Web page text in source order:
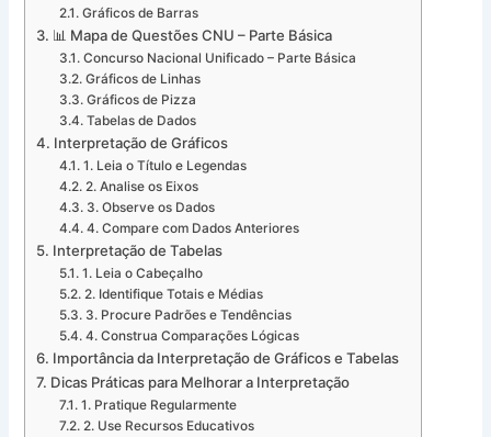
Gráficos de Barras
📊 Mapa de Questões CNU – Parte Básica
Concurso Nacional Unificado – Parte Básica
Gráficos de Linhas
Gráficos de Pizza
Tabelas de Dados
Interpretação de Gráficos
1. Leia o Título e Legendas
2. Analise os Eixos
3. Observe os Dados
4. Compare com Dados Anteriores
Interpretação de Tabelas
1. Leia o Cabeçalho
2. Identifique Totais e Médias
3. Procure Padrões e Tendências
4. Construa Comparações Lógicas
Importância da Interpretação de Gráficos e Tabelas
Dicas Práticas para Melhorar a Interpretação
1. Pratique Regularmente
2. Use Recursos Educativos